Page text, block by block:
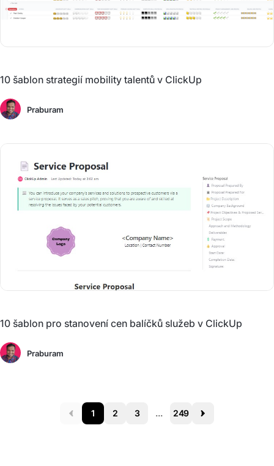
10 šablon strategií mobility talentů v ClickUp
Praburam
10 šablon pro stanovení cen balíčků služeb v ClickUp
Praburam
Prev 1 2 3 ... 249 Next